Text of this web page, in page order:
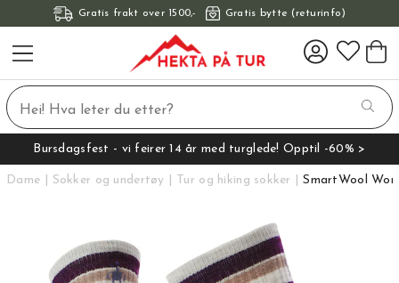
Gratis frakt over 1500,- Gratis bytte (returinfo)
Bursdagsfest - vi feirer 14 år med turglede! Opptil -60% >
Dame Sokker og undertøy Tur og hiking sokker SmartWool